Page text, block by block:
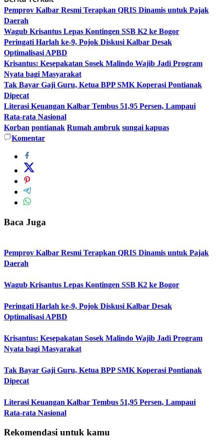
Pemprov Kalbar Resmi Terapkan QRIS Dinamis untuk Pajak
Daerah
Wagub Krisantus Lepas Kontingen SSB K2 ke Bogor
Peringati Harlah ke-9, Pojok Diskusi Kalbar Desak
Optimalisasi APBD
Krisantus: Kesepakatan Sosek Malindo Wajib Jadi Program
Nyata bagi Masyarakat
Tak Bayar Gaji Guru, Ketua BPP SMK Koperasi Pontianak
Dipecat
Literasi Keuangan Kalbar Tembus 51,95 Persen, Lampaui
Rata-rata Nasional
Korban pontianak Rumah ambruk sungai kapuas
Komentar
Baca Juga
Pemprov Kalbar Resmi Terapkan QRIS Dinamis untuk Pajak
Daerah
Wagub Krisantus Lepas Kontingen SSB K2 ke Bogor
Peringati Harlah ke-9, Pojok Diskusi Kalbar Desak
Optimalisasi APBD
Krisantus: Kesepakatan Sosek Malindo Wajib Jadi Program
Nyata bagi Masyarakat
Tak Bayar Gaji Guru, Ketua BPP SMK Koperasi Pontianak
Dipecat
Literasi Keuangan Kalbar Tembus 51,95 Persen, Lampaui
Rata-rata Nasional
Rekomendasi untuk kamu